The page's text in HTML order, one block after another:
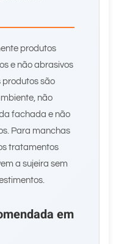
produtos
e não abrasivos
produtos são
não
fachada e não
Para manchas
tratamentos
a sujeira sem
em